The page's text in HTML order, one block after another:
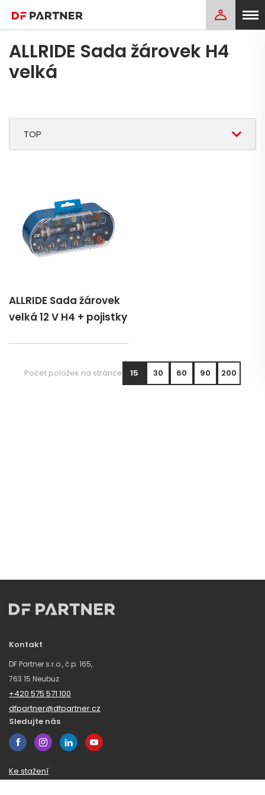
ALLRIDE Sada žárovek H4
velká
TOP
ALLRIDE Sada žárovek
velká 12 V H4 + pojistky
Počet položek na stránce 15 30 60 90 200
Kontakt
DF Partner s.r.o., č.p. 165,
763 15 Neubuz
+420 575 571 100
dfpartner@dfpartner.cz
Sledujte nás
Ke stažení